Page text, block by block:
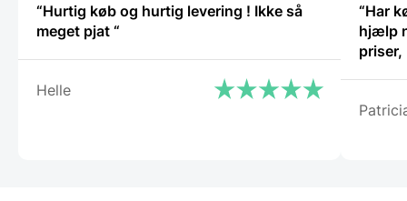
“Hurtig køb og hurtig levering ! Ikke så
meget pjat “
Helle
“Har
hjælp
priser,